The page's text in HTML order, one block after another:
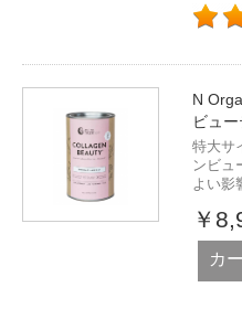
N
ビュ
特大サ
ンビュ
よい影
￥
カ